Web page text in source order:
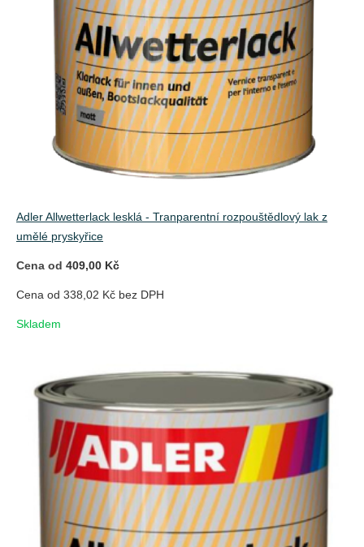
Adler Allwetterlack lesklá - Tranparentní rozpouštědlový lak z
umělé pryskyřice
Cena od 409,00 Kč
Cena od 338,02 Kč bez DPH
Skladem